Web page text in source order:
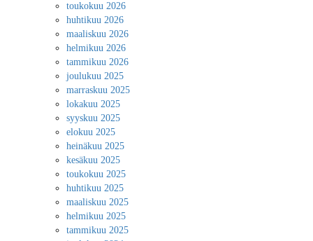
toukokuu 2026
huhtikuu 2026
maaliskuu 2026
helmikuu 2026
tammikuu 2026
joulukuu 2025
marraskuu 2025
lokakuu 2025
syyskuu 2025
elokuu 2025
heinäkuu 2025
kesäkuu 2025
toukokuu 2025
huhtikuu 2025
maaliskuu 2025
helmikuu 2025
tammikuu 2025